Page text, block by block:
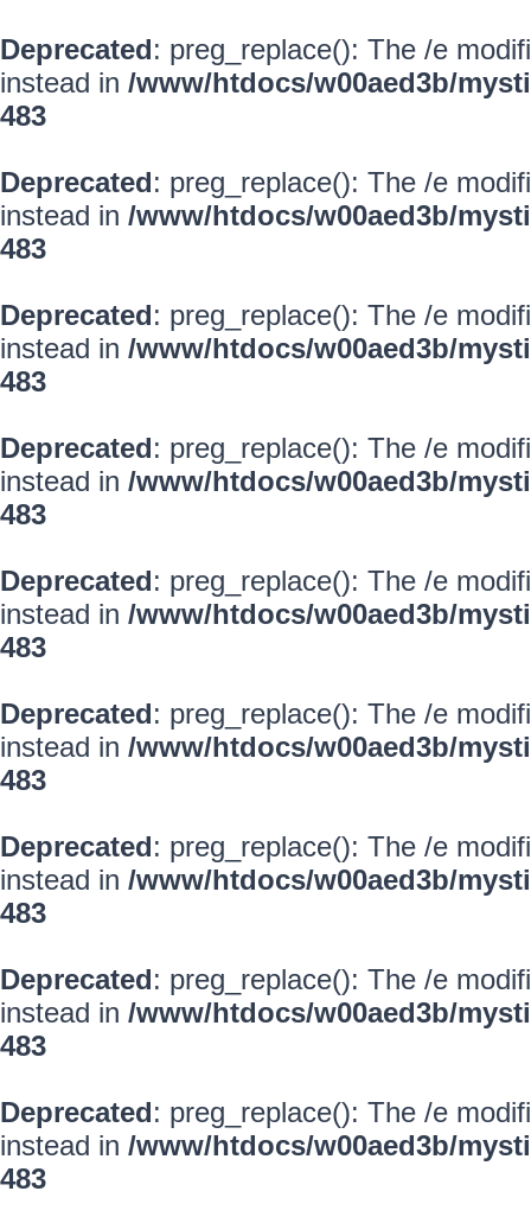
Deprecated: preg_replace(): The /e
instead in /www/htdocs/w00aed3b/
483
Deprecated: preg_replace(): The /e
instead in /www/htdocs/w00aed3b/
483
Deprecated: preg_replace(): The /e
instead in /www/htdocs/w00aed3b/
483
Deprecated: preg_replace(): The /e
instead in /www/htdocs/w00aed3b/
483
Deprecated: preg_replace(): The /e
instead in /www/htdocs/w00aed3b/
483
Deprecated: preg_replace(): The /e
instead in /www/htdocs/w00aed3b/
483
Deprecated: preg_replace(): The /e
instead in /www/htdocs/w00aed3b/
483
Deprecated: preg_replace(): The /e
instead in /www/htdocs/w00aed3b/
483
Deprecated: preg_replace(): The /e
instead in /www/htdocs/w00aed3b/
483